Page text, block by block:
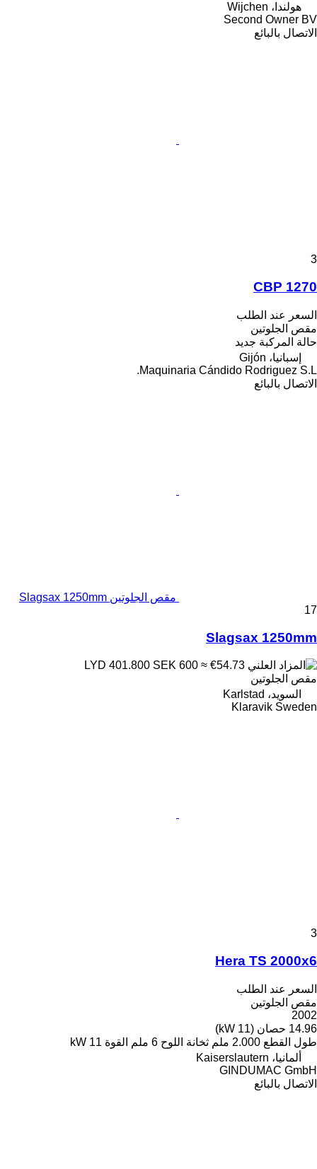
هولندا، Wijchen
Second Owner BV
الاتصال بالبائع
3
CBP 1270
السعر عند الطلب
مقص الجلوتين
حالة المركبة جديد
إسبانيا، Gijón
Maquinaria Cándido Rodriguez S.L.
الاتصال بالبائع
مقص الجلوتين Slagsax 1250mm
17
Slagsax 1250mm
SEK 600 ≈ €54.73
مقص الجلوتين
السويد، Karlstad
Klaravik Sweden
3
Hera TS 2000x6
السعر عند الطلب
مقص الجلوتين
2002
14.96 حصان (11 kW)
طول القطع 2.000 ملم ثخانة اللوح 6 ملم القوة 11 kW
ألمانيا، Kaiserslautern
GINDUMAC GmbH
الاتصال بالبائع